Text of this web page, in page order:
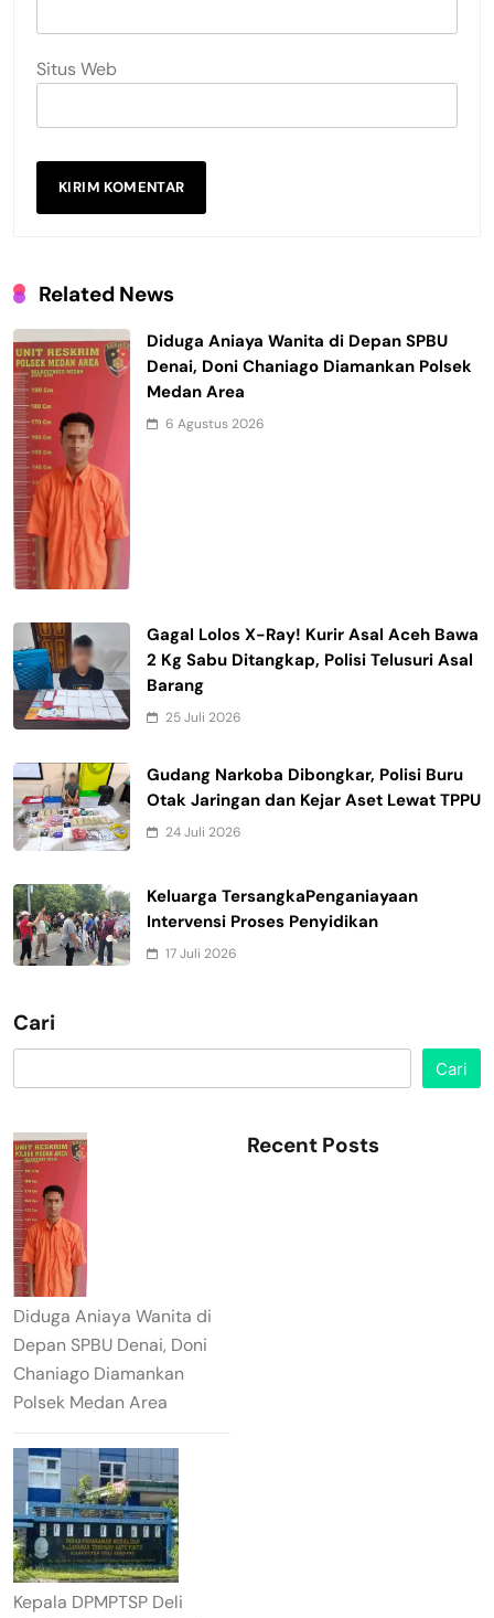
Situs Web
Related News
Diduga Aniaya Wanita di Depan SPBU
Denai, Doni Chaniago Diamankan Polsek
Medan Area
6 Agustus 2026
Gagal Lolos X-Ray! Kurir Asal Aceh Bawa
2 Kg Sabu Ditangkap, Polisi Telusuri Asal
Barang
25 Juli 2026
Gudang Narkoba Dibongkar, Polisi Buru
Otak Jaringan dan Kejar Aset Lewat TPPU
24 Juli 2026
Keluarga TersangkaPenganiayaan
Intervensi Proses Penyidikan
17 Juli 2026
Cari
Cari
Diduga Aniaya Wanita di
Depan SPBU Denai, Doni
Chaniago Diamankan
Polsek Medan Area
Kepala DPMPTSP Deli
Recent Posts